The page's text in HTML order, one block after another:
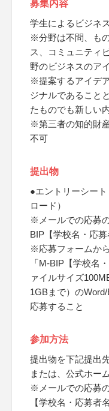
募集内容
学生によるビジネ
※分野は不問、も
ス、コミュニティ
野のビジネスのア
※提案するアイデ
ジナルであること
たものでも新しい
※第三者の知的財
不可
提出物
●エントリーシー
ロード）
※メールでの応募
BIP【学校名・応
※応募フォームか
「M-BIP【学校名
ァイルサイズ
1GBまで）の
応募すること
参加方法
提出物を下記提出
または、公式ホー
※メールでの応募
【学校名・応募者